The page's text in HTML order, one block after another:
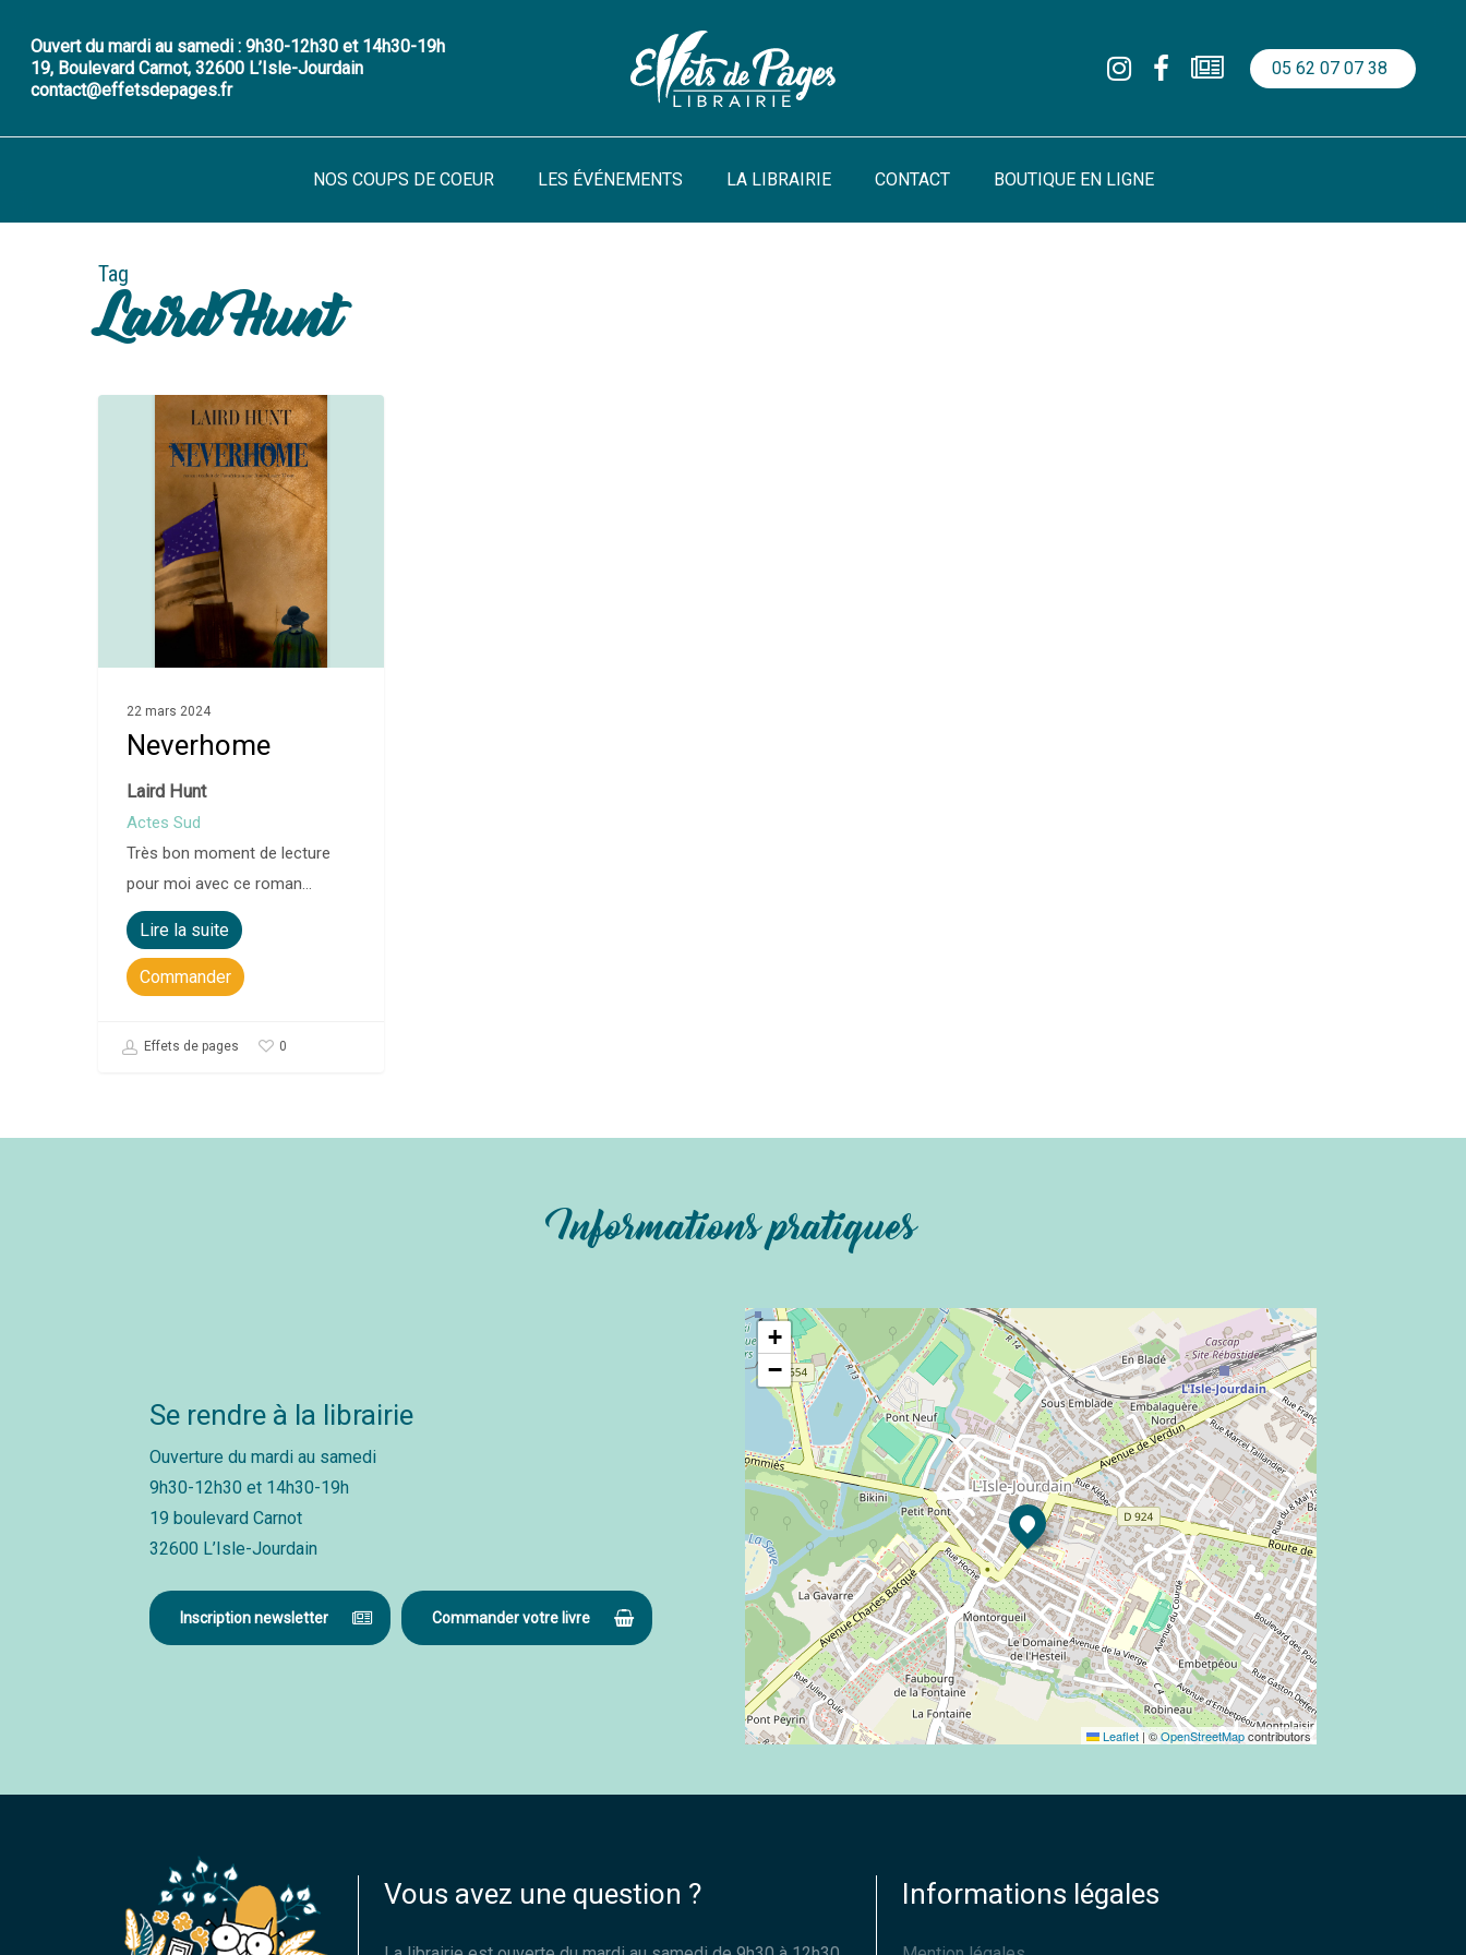
Ouvert du mardi au samedi : 9h30-12h30 et 14h30-19h
19, Boulevard Carnot, 32600 L’Isle-Jourdain
contact@effetsdepages.fr
05 62 07 07 38
NOS COUPS DE COEUR LES ÉVÉNEMENTS LA LIBRAIRIE CONTACT BOUTIQUE EN LIGNE
Tag
Laird Hunt
22 mars 2024
Neverhome
Laird Hunt
Actes Sud
Très bon moment de lecture
pour moi avec ce roman…
Lire la suite
Commander
Effets de pages 0
Informations pratiques
Se rendre à la librairie
Ouverture du mardi au samedi
9h30-12h30 et 14h30-19h
19 boulevard Carnot
32600 L’Isle-Jourdain
Inscription newsletter Commander votre livre
+
−
Leaflet | ©OpenStreetMapcontributors
Vous avez une question ? Informations légales